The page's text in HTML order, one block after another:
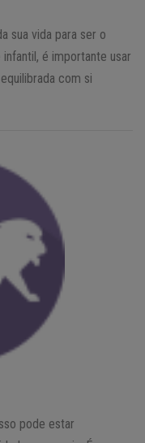
sua vida para ser o
é importante usar
com si
pode estar